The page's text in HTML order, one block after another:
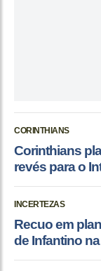
CORINTHIANS
Corinthians
revés para o
INCERTEZAS
Recuo em
de Infantino